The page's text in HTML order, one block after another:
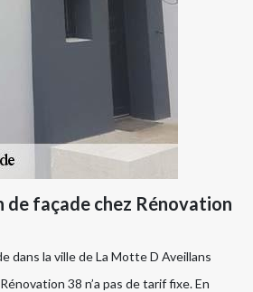
façade chez Rénovation
dans la ville de La Motte D Aveillans
38 n’a pas de tarif fixe. En